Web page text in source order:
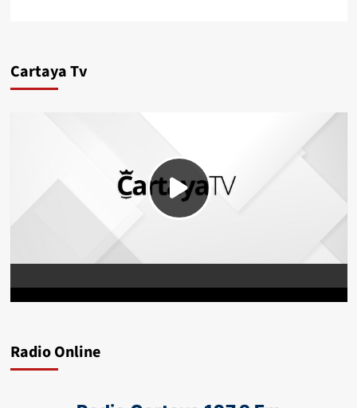
Cartaya Tv
Radio Online